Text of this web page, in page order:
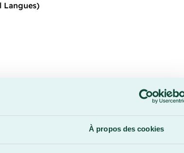
À propos des cookies
Langues)